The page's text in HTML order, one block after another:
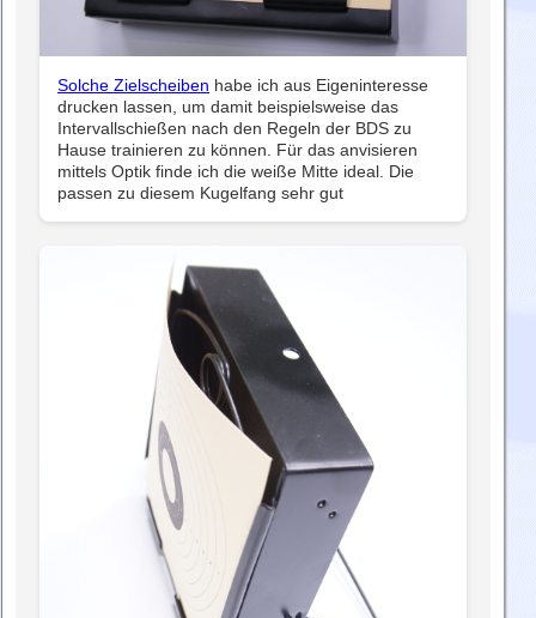
Solche Zielscheiben habe ich aus Eigeninteresse
drucken lassen, um damit beispielsweise das
Intervallschießen nach den Regeln der BDS zu
Hause trainieren zu können. Für das anvisieren
mittels Optik finde ich die weiße Mitte ideal. Die
passen zu diesem Kugelfang sehr gut